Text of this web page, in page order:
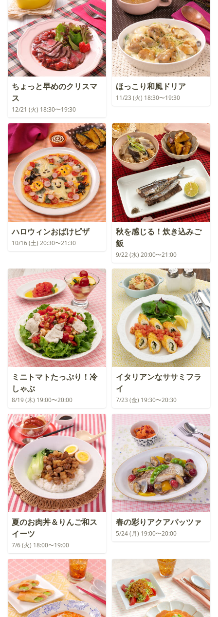
ちょっと早めのクリスマ
ス
12/21 (火) 18:30〜19:30
ほっこり和風ドリア
11/23 (火) 18:30〜19:30
ハロウィンおばけピザ
10/16 (土) 20:30〜21:30
秋を感じる！炊き込みご
飯
9/22 (水) 20:00〜21:00
ミニトマトたっぷり！冷
しゃぶ
8/19 (木) 19:00〜20:00
イタリアンなササミフラ
イ
7/23 (金) 19:30〜20:30
夏のお肉丼＆りんご和ス
イーツ
7/6 (火) 18:00〜19:00
春の彩りアクアパッツァ
5/24 (月) 19:00〜20:00